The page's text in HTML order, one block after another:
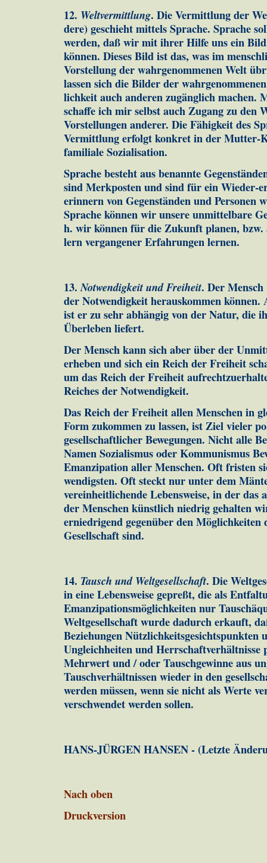
12. Weltvermittlung. Die Vermittlung der
dere) ge­schieht mittels Sprache. Sprache
wer­den, daß wir mit ihrer Hilfe uns ein
können. Dieses Bild ist das, was im
Vorstellung der wahrgenommenen Welt
lassen sich die Bilder der
lich­keit auch anderen zugänglich
schaf­fe ich mir selbst auch Zugang zu den
Vorstellungen an­derer. Die Fähig­keit des
Vermittlung erfolgt konkret in der Mutter-
familiale Sozialisation.
Sprache besteht aus benannte
sind Merk­po­sten und sind für ein Wieder-
erinnern von Ge­genständen und Personen
Spra­che können wir unsere unmittelbare
h. wir können für die Zukunft planen,
lern vergangener Erfahrungen lernen.
13.Notwendigkeit und Freiheit. Der
der Not­wen­digkeit herauskommen können.
ist er zu sehr ab­hän­gig von der Natur, die
Überleben liefert.
Der Mensch kann sich aber über der
er­heben und sich ein Reich der Freiheit
um das Reich der Frei­heit
Reiches der Not­wen­dig­keit.
Das Reich der Freiheit allen Menschen in
Form zu­kom­men zu lassen, ist Ziel vieler
gesellschaftlicher Be­we­gun­gen. Nicht alle
Namen Sozialismus oder Kommunismus
Emanzipation aller Menschen. Oft fristen
wendigsten. Oft steckt nur un­ter dem
ver­ein­heit­lichende Lebensweise, in der das
der Menschen künst­lich niedrig gehalten
erniedrigend gegenüber den
Gesellschaft sind.
14. Tausch und Weltgesellschaft. Die
in eine Le­bens­weise gepreßt, die als
Emanzipationsmöglichkeiten nur
Weltgesellschaft wurde dadurch erkauft,
Beziehungen Nützlichkeitsgesichts­punk­ten
Ungleichheiten und Herrschaftver­hält­nisse
Mehrwert und / oder Tausch­gewin­ne aus
Tauschverhältnissen wieder in den
werden müssen, wenn sie nicht als Werte
verschwendet werden sollen.
HANS-JÜRGEN HANSEN - (Letzte
Nach oben
Druckversion